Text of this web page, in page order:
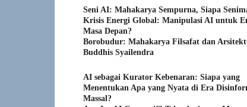
Seni AI: Mahakarya Sempurna, Siapa
Krisis Energi Global: Manipulasi AI untuk
Masa Depan?
Borobudur: Mahakarya Filsafat dan
Buddhis Syailendra
AI sebagai Kurator Kebenaran: Siapa yang
Menentukan Apa yang Nyata di Era
Massal?